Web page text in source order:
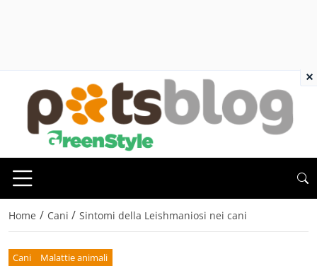
Home / Cani / Sintomi della Leishmaniosi nei cani
Cani Malattie animali
×